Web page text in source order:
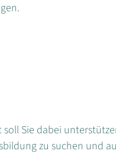
Sie dabei
zu suchen und